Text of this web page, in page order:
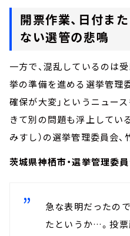
開票作業、日付ま
ない選管の悲鳴
一方で、混乱しているのは
挙の準備を進める選挙管理
確保が大変」というニュー
きて別の問題も浮上してい
みすし）の選挙管理委員会
茨城県神栖市・選挙管理委
急な表明だったの
たというか…。投票